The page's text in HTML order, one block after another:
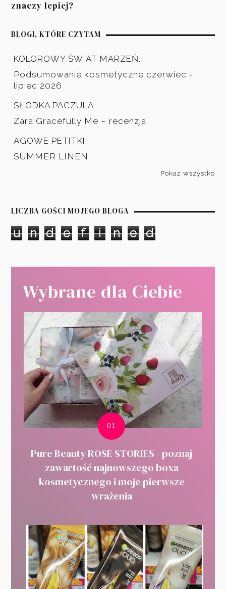
znaczy lepiej?
BLOGI, KTÓRE CZYTAM
KOLOROWY ŚWIAT MARZEŃ.
Podsumowanie kosmetyczne czerwiec -
lipiec 2026
SŁODKA PACZULA
Zara Gracefully Me – recenzja
AGOWE PETITKI
SUMMER LINEN
Pokaż wszystko
LICZBA GOŚCI MOJEGO BLOGA
u n d e f i n e d
Wybrane dla Ciebie
Pure Beauty ROSE STORIES - poznaj
zawartość najnowszego boxa
kosmetycznego i moje pierwsze
wrażenia